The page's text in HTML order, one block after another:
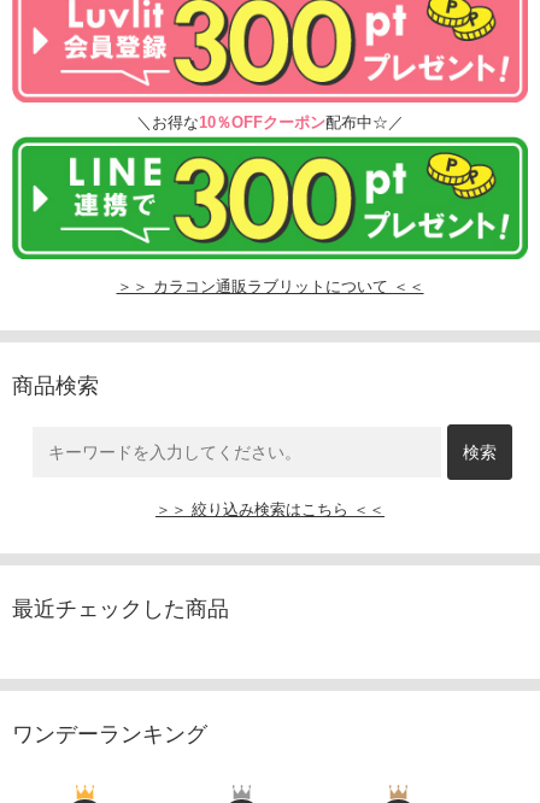
＼お得な10％OFFクーポン配布中☆／
＞＞ カラコン通販ラブリットについて ＜＜
商品検索
＞＞ 絞り込み検索はこちら ＜＜
最近チェックした商品
ワンデーランキング